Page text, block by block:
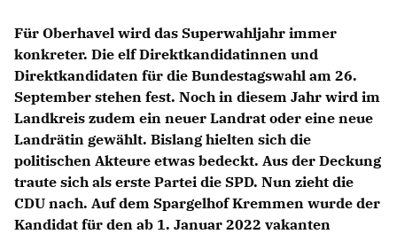
Für Oberhavel wird das Superwahljahr immer
konkreter. Die elf Direktkandidatinnen und
Direktkandidaten für die Bundestagswahl am 26.
September stehen fest. Noch in diesem Jahr wird im
Landkreis zudem ein neuer Landrat oder eine neue
Landrätin gewählt. Bislang hielten sich die
politischen Akteure etwas bedeckt. Aus der Deckung
traute sich als erste Partei die SPD. Nun zieht die
CDU nach. Auf dem Spargelhof Kremmen wurde der
Kandidat für den ab 1. Januar 2022 vakanten